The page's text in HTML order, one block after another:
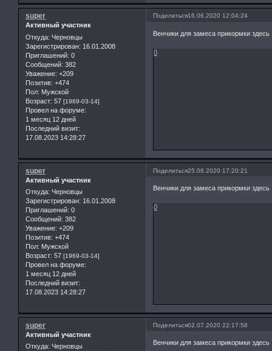
Поделиться16.06.2020 12:04:24
super
Активный участник
Откуда: Черновцы
Зарегистрирован: 16.01.2008
Приглашений: 0
Сообщений: 382
Уважение: +209
Позитив: +474
Пол: Мужской
Возраст: 57 [1969-03-14]
Провел на форуме:
1 месяц 12 дней
Последний визит:
17.08.2023 14:28:27
Венчики для замеса прикормки здесь
0
Поделиться25.06.2020 17:20:21
super
Активный участник
Откуда: Черновцы
Зарегистрирован: 16.01.2008
Приглашений: 0
Сообщений: 382
Уважение: +209
Позитив: +474
Пол: Мужской
Возраст: 57 [1969-03-14]
Провел на форуме:
1 месяц 12 дней
Последний визит:
17.08.2023 14:28:27
Венчики для замеса прикормки здесь
0
Поделиться02.07.2020 22:17:58
super
Активный участник
Откуда: Черновцы
Венчики для замеса прикормки здесь